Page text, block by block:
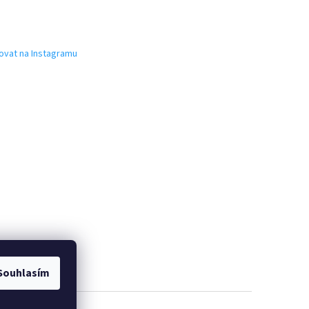
na Instagramu